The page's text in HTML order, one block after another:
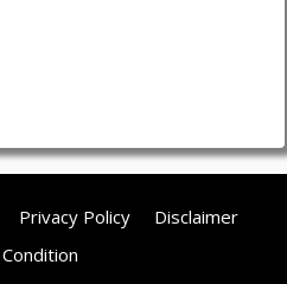
Privacy Policy
Disclaimer